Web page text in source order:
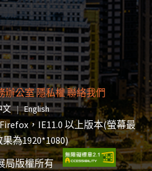
辦公室隱私權聯絡我們
文切換語言頁面將重新載入
| English切換語言頁面將重新載入
，IE11.0 以上版本(螢幕最
為1920*1080)
局版權所有